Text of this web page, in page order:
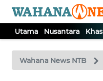
Utama Nusantara Khas
Wahana News NTB
TV
Tutup